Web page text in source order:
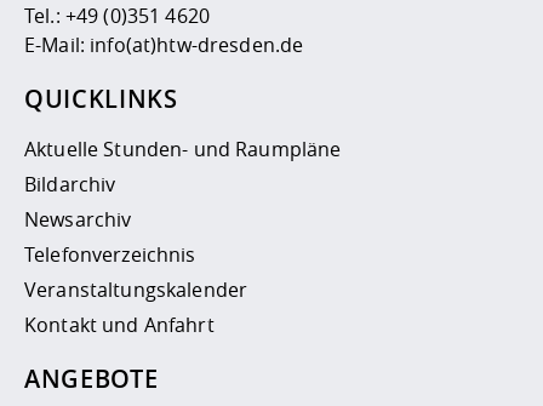
Tel.: +49 (0)351 4620
E-Mail: info(at)htw-dresden.de
QUICKLINKS
Aktuelle Stunden- und Raumpläne
Bildarchiv
Newsarchiv
Telefonverzeichnis
Veranstaltungskalender
Kontakt und Anfahrt
ANGEBOTE